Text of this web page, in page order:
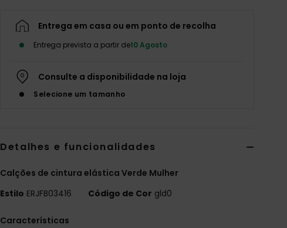
Entrega em casa ou em ponto de recolha
Entrega prevista a partir de10 Agosto
Consulte a disponibilidade na loja
Selecione um tamanho
Detalhes e funcionalidades
Calções de cintura elástica Verde Mulher
Estilo ERJFB03416 Código de Cor gld0
Características